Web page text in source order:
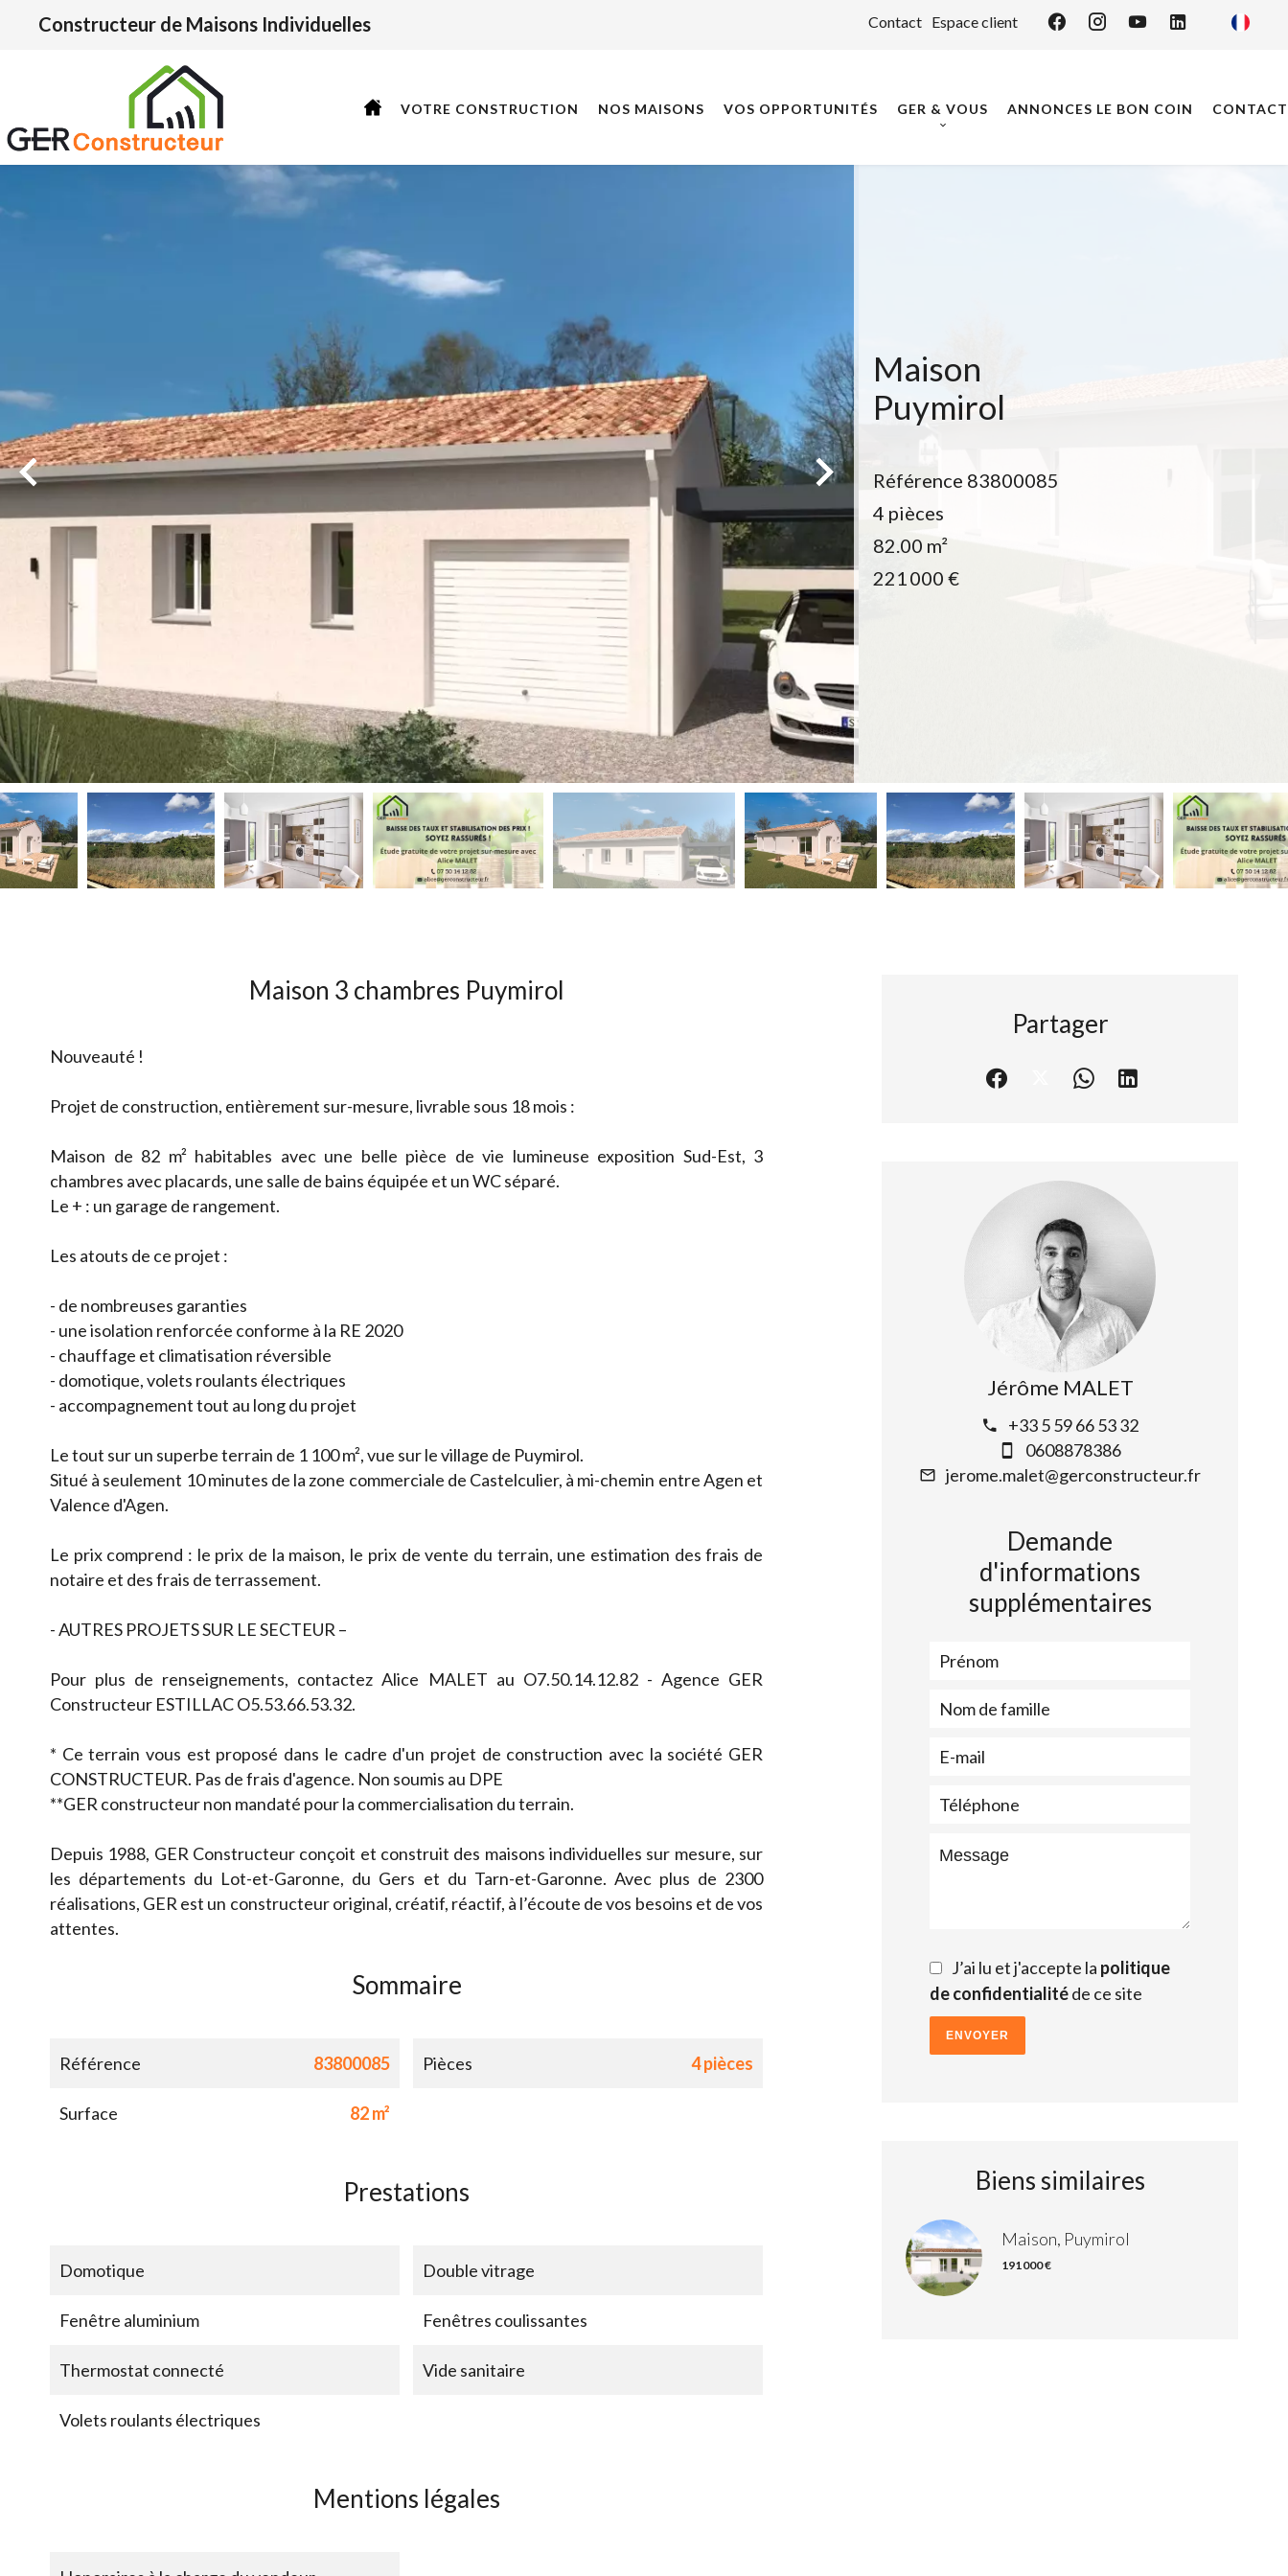
Contact Espace client
Constructeur de Maisons Individuelles
VOTRE CONSTRUCTION NOS MAISONS VOS OPPORTUNITÉS GER & VOUS ANNONCES LE BON COIN CONTACT
Maison
Puymirol
Référence 83800085
4 pièces
82.00 m²
221 000 €
Maison 3 chambres Puymirol
Nouveauté !
Projet de construction, entièrement sur-mesure, livrable sous 18 mois :
Maison de 82 m² habitables avec une belle pièce de vie lumineuse exposition Sud-Est, 3
chambres avec placards, une salle de bains équipée et un WC séparé.
Le + : un garage de rangement.
Les atouts de ce projet :
- de nombreuses garanties
- une isolation renforcée conforme à la RE 2020
- chauffage et climatisation réversible
- domotique, volets roulants électriques
- accompagnement tout au long du projet
Le tout sur un superbe terrain de 1 100 m², vue sur le village de Puymirol.
Situé à seulement 10 minutes de la zone commerciale de Castelculier, à mi-chemin entre Agen et
Valence d'Agen.
Le prix comprend : le prix de la maison, le prix de vente du terrain, une estimation des frais de
notaire et des frais de terrassement.
- AUTRES PROJETS SUR LE SECTEUR –
Pour plus de renseignements, contactez Alice MALET au O7.50.14.12.82 - Agence GER
Constructeur ESTILLAC O5.53.66.53.32.
* Ce terrain vous est proposé dans le cadre d'un projet de construction avec la société GER
CONSTRUCTEUR. Pas de frais d'agence. Non soumis au DPE
**GER constructeur non mandaté pour la commercialisation du terrain.
Depuis 1988, GER Constructeur conçoit et construit des maisons individuelles sur mesure, sur
les départements du Lot-et-Garonne, du Gers et du Tarn-et-Garonne. Avec plus de 2300
réalisations, GER est un constructeur original, créatif, réactif, à l’écoute de vos besoins et de vos
attentes.
Sommaire
Référence 83800085 Pièces 4 pièces
Surface 82 m²
Prestations
Domotique Double vitrage
Fenêtre aluminium Fenêtres coulissantes
Thermostat connecté Vide sanitaire
Volets roulants électriques
Mentions légales
Partager
Jérôme MALET
+33 5 59 66 53 32
0608878386
jerome.malet@gerconstructeur.fr
Demande
d'informations
supplémentaires
J’ai lu et j'accepte la politique
de confidentialitéde ce site
ENVOYER
Biens similaires
Maison, Puymirol
191 000 €